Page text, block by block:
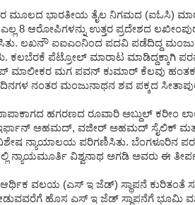
ಮೂಲದ ಭಾರತೀಯ ತೈಲ ನಿಗಮದ (ಐಓಸಿ)
8 ಆರೋಪಿಗಳನ್ನು ಉತ್ತರ ಪ್ರದೇಶದ
ಲಖನೌ ಐಐಎಂನಿಂದ ಪದವಿ ಪಡೆದಿದ್ದ
ಕಲಬೆರಕೆ ಪೆಟ್ರೋಲ್ ಮಾರಾಟ ಮಾಡಿದ್ದಕ್ಕಾಗಿ
ಮಾಲೀಕರ ಮಗ ಪವನ್ ಕುಮಾರ್ ಕೆಲವು
ನಂತರ ಮಂಜುನಾಥನ ಶವ ಪಕ್ಕದ
ಹಗರಣದ ರೂವಾರಿ ಅಬ್ದುಲ್ ಕರೀಂ
ಅಹಮದ್, ವಜೀರ್ ಅಹಮದ್ ಸೈಲಿಕ್
ನ್ಯಾಯಾಲಯ ಪರಿಗಣಿಸಿತು. ಬೆಂಗಳೂರಿನ
ನ್ಯಾಯಮೂರ್ತಿ ವಿಶ್ವನಾಥ ಅಗಡಿ ಅವರು ಈ
ಆರ್ಥಿಕ ವಲಯ (ಎಸ್ ಇ ಜೆಡ್) ಸ್ಥಾಪನೆ
ಹೊಸ ಎಸ್ ಇ ಜೆಡ್ ಸ್ಥಾಪನೆಗೆ ಭೂಮಿ